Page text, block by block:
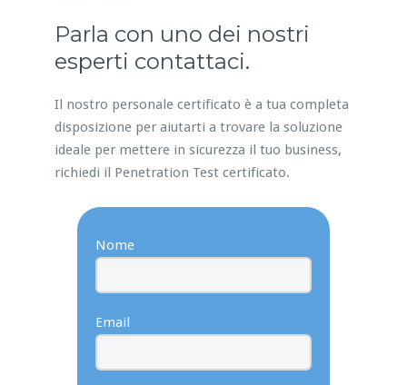
Parla con uno dei nostri
esperti contattaci.
Il nostro personale certificato è a tua completa
disposizione per aiutarti a trovare la soluzione
ideale per mettere in sicurezza il tuo business,
richiedi il Penetration Test certificato.
Nome
Email